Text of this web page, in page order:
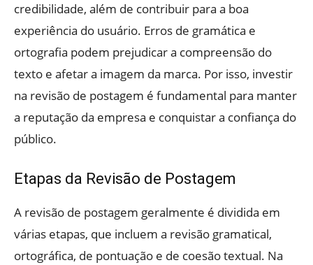
credibilidade, além de contribuir para a boa
experiência do usuário. Erros de gramática e
ortografia podem prejudicar a compreensão do
texto e afetar a imagem da marca. Por isso, investir
na revisão de postagem é fundamental para manter
a reputação da empresa e conquistar a confiança do
público.
Etapas da Revisão de Postagem
A revisão de postagem geralmente é dividida em
várias etapas, que incluem a revisão gramatical,
ortográfica, de pontuação e de coesão textual. Na